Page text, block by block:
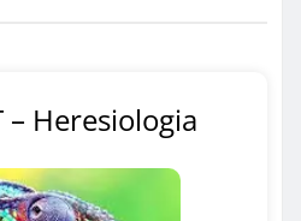
– Heresiologia